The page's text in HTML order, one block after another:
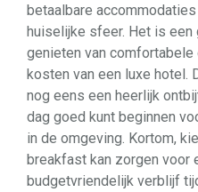
betaalbare
huiselijke sfeer. Het is
genieten van
kosten van een luxe hotel.
nog eens een heerlijk
dag goed kunt beginnen
in de omgeving. Kortom,
breakfast kan zorgen voor
budgetvriendelijk verblijf